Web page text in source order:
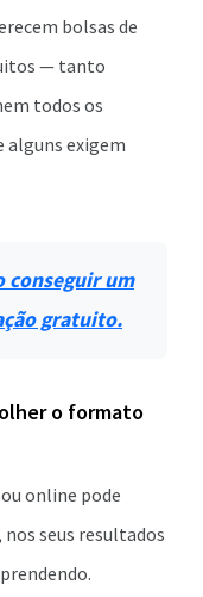
bolsas de
— tanto
todos os
alguns exigem
conseguir um
gratuito.
o formato
online pode
seus resultados